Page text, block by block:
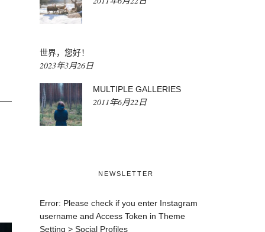
世界，您好！
2023年3月26日
MULTIPLE GALLERIES
2011年6月22日
NEWSLETTER
Error: Please check if you enter Instagram
username and Access Token in Theme
Setting > Social Profiles